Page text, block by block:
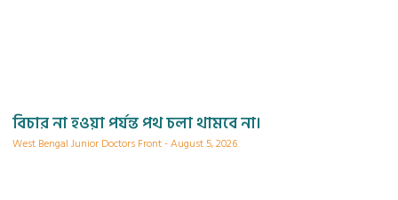
বিচার না হওয়া পর্যন্ত পথ চলা থামবে না।
West Bengal Junior Doctors Front August 5, 2026